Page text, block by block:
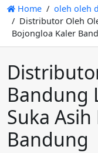
Home
oleh oleh
Distributor Oleh
Bojongloa Kaler
Bandung
Suka
Bandung